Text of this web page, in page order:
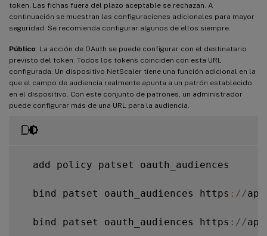
token. Las fichas fuera del plazo aceptable se rechazan. A
continuación se muestran las configuraciones adicionales para mayor
seguridad. Se recomienda configurar algunos de ellos siempre.
Público: La acción de OAuth se puede configurar con el destinatario
previsto del token. Todos los tokens coinciden con esta URL
configurada. Un dispositivo NetScaler tiene una función adicional en la
que el campo de audiencia realmente apunta a un patrón establecido
en el dispositivo. Con este conjunto de patrones, un administrador
puede configurar más de una URL para la audiencia.
  add policy patset oauth_audiences
  bind patset oauth_audiences https
: / /
  bind patset oauth_audiences https
: / /